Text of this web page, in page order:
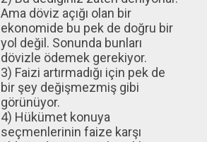
Ama döviz açığı olan bir
ekonomide bu pek de doğru bir
yol değil. Sonunda bunları
dövizle ödemek gerekiyor.
3) Faizi artırmadığı için pek de
bir şey değişmezmiş gibi
görünüyor.
4) Hükümet konuya
seçmenlerinin faize karşı